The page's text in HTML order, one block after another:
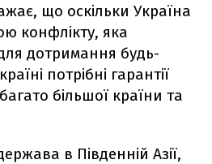
що оскільки Україна
конфлікту, яка
дотримання будь-
потрібні гарантії
більшої країни та
в Південній Азії,